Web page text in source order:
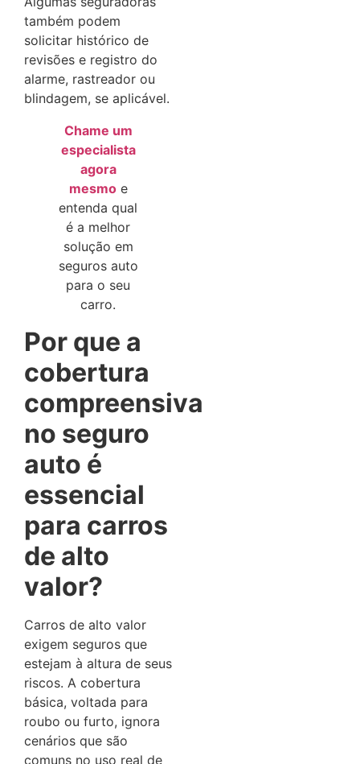
também podem
solicitar histórico de
revisões e registro do
alarme, rastreador ou
blindagem, se aplicável.
Chame um
especialista
agora
mesmoe
entenda qual
é a melhor
solução em
seguros auto
para o seu
carro.
Por que a
cobertura
compreensiva
no seguro
auto é
essencial
para carros
de alto
valor?
Carros de alto valor
exigem seguros que
estejam à altura de seus
riscos. A cobertura
básica, voltada para
roubo ou furto, ignora
cenários que são
comuns no uso real de